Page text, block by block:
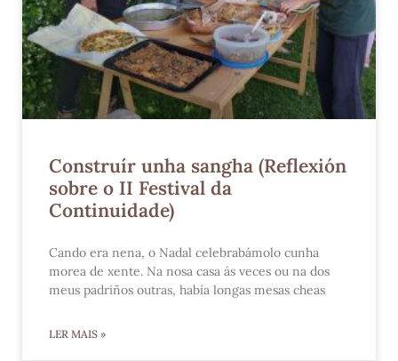
Construír unha sangha (Reflexión
sobre o II Festival da
Continuidade)
Cando era nena, o Nadal celebrabámolo cunha
morea de xente. Na nosa casa ás veces ou na dos
meus padriños outras, había longas mesas cheas
LER MAIS »